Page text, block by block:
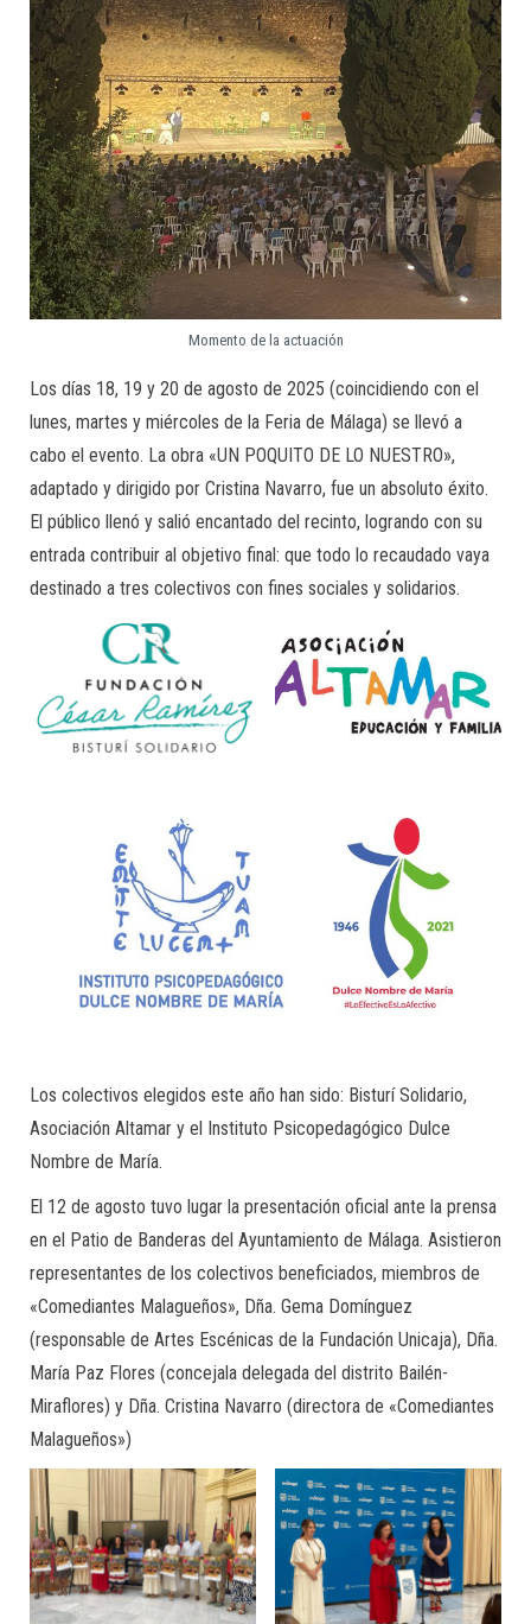
Momento de la actuación
Los días 18, 19 y 20 de agosto de 2025 (coincidiendo con el
lunes, martes y miércoles de la Feria de Málaga) se llevó a
cabo el evento. La obra «UN POQUITO DE LO NUESTRO»,
adaptado y dirigido por Cristina Navarro, fue un absoluto éxito.
El público llenó y salió encantado del recinto, logrando con su
entrada contribuir al objetivo final: que todo lo recaudado vaya
destinado a tres colectivos con fines sociales y solidarios.
Los colectivos elegidos este año han sido: Bisturí Solidario,
Asociación Altamar y el Instituto Psicopedagógico Dulce
Nombre de María.
El 12 de agosto tuvo lugar la presentación oficial ante la prensa
en el Patio de Banderas del Ayuntamiento de Málaga. Asistieron
representantes de los colectivos beneficiados, miembros de
«Comediantes Malagueños», Dña. Gema Domínguez
(responsable de Artes Escénicas de la Fundación Unicaja), Dña.
María Paz Flores (concejala delegada del distrito Bailén-
Miraflores) y Dña. Cristina Navarro (directora de «Comediantes
Malagueños»)